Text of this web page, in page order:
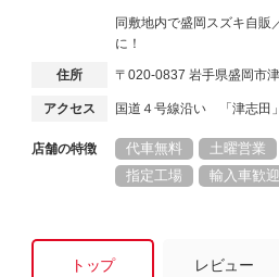
同敷地内で盛岡スズキ自販
に！
住所 〒020-0837 岩手県盛岡市
アクセス 国道４号線沿い 「津志田
店舗の特徴 代車無料 土曜営業
指定工場
輸入車歓迎
トップ レビュー